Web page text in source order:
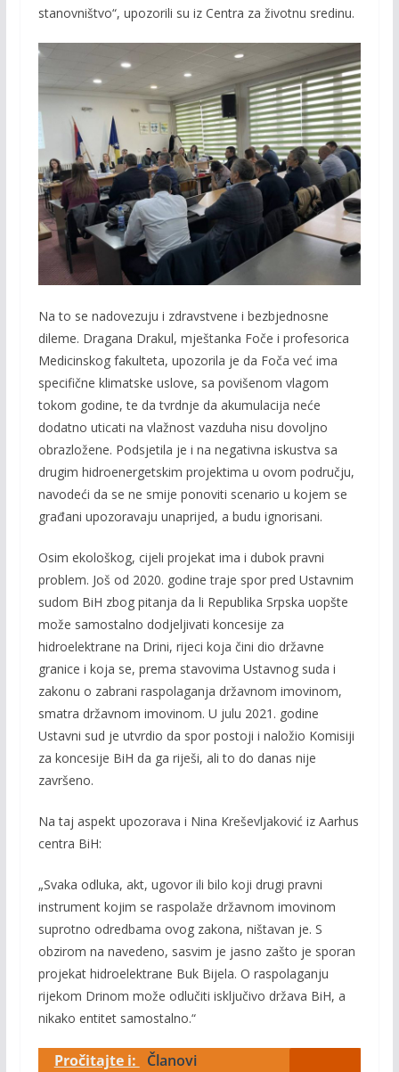
stanovništvo“, upozorili su iz Centra za životnu sredinu.
Na to se nadovezuju i zdravstvene i bezbjednosne
dileme. Dragana Drakul, mještanka Foče i profesorica
Medicinskog fakulteta, upozorila je da Foča već ima
specifične klimatske uslove, sa povišenom vlagom
tokom godine, te da tvrdnje da akumulacija neće
dodatno uticati na vlažnost vazduha nisu dovoljno
obrazložene. Podsjetila je i na negativna iskustva sa
drugim hidroenergetskim projektima u ovom području,
navodeći da se ne smije ponoviti scenario u kojem se
građani upozoravaju unaprijed, a budu ignorisani.
Osim ekološkog, cijeli projekat ima i dubok pravni
problem. Još od 2020. godine traje spor pred Ustavnim
sudom BiH zbog pitanja da li Republika Srpska uopšte
može samostalno dodjeljivati koncesije za
hidroelektrane na Drini, rijeci koja čini dio državne
granice i koja se, prema stavovima Ustavnog suda i
zakonu o zabrani raspolaganja državnom imovinom,
smatra državnom imovinom. U julu 2021. godine
Ustavni sud je utvrdio da spor postoji i naložio Komisiji
za koncesije BiH da ga riješi, ali to do danas nije
završeno.
Na taj aspekt upozorava i Nina Kreševljaković iz Aarhus
centra BiH:
„Svaka odluka, akt, ugovor ili bilo koji drugi pravni
instrument kojim se raspolaže državnom imovinom
suprotno odredbama ovog zakona, ništavan je. S
obzirom na navedeno, sasvim je jasno zašto je sporan
projekat hidroelektrane Buk Bijela. O raspolaganju
rijekom Drinom može odlučiti isključivo država BiH, a
nikako entitet samostalno.“
Pročitajte i:
Članovi